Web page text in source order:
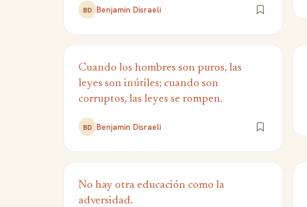
BD Benjamin Disraeli
Cuando los hombres son puros, las
leyes son inútiles; cuando son
corruptos, las leyes se rompen.
BD Benjamin Disraeli
No hay otra educación como la
adversidad.